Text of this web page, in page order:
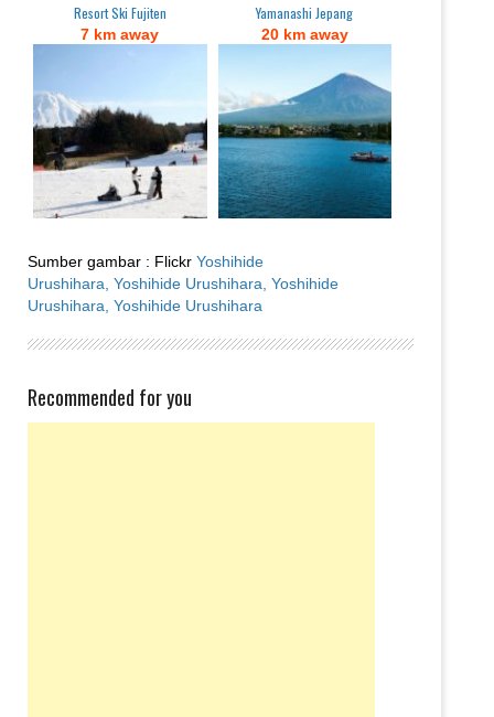
Resort Ski Fujiten
7 km away
Yamanashi Jepang
20 km away
Sumber gambar : Flickr Yoshihide
Urushihara, Yoshihide Urushihara, Yoshihide
Urushihara, Yoshihide Urushihara
Recommended for you